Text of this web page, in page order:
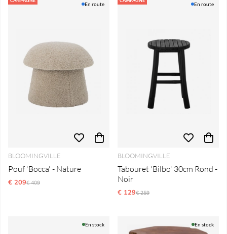
En route
BLOOMINGVILLE
Pouf 'Bocca' - Nature
€ 209Prix régulier:
€ 409
En route
BLOOMINGVILLE
Tabouret 'Bilbo' 30cm Rond -
Noir
€ 129Prix régulier:
€ 259
En stock En stock